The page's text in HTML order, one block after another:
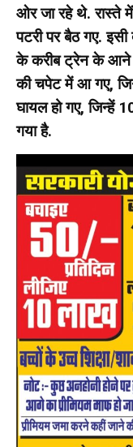
ओर जा रहे थे. रास्ते
पटरी पर बैठ गए.
के करीब ट्रेन के आने
की चपेट में आ गए,
घायल हो गए, जिन्हें
गया है.